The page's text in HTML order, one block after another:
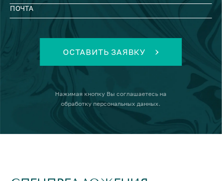
ПОЧТА
ОСТАВИТЬ ЗАЯВКУ
Нажимая кнопку Вы соглашаетесь на
обработку персональных данных.